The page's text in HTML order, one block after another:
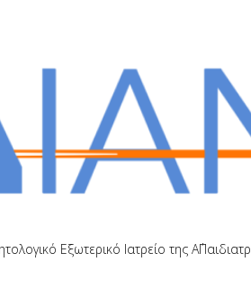
Εξωτερικό Ιατρείο της